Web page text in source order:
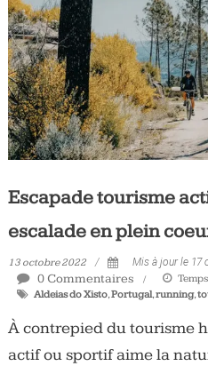
Tous
les
jours,
votre
actualité
vélo
et
triathlon
Escapade tourisme
escalade en plein
13 octobre 2022 Mis à jour le 17
0 Commentaires
Aldeias do Xisto,Portugal,running,
À contrepied du tourisme
actif ou sportif aime la